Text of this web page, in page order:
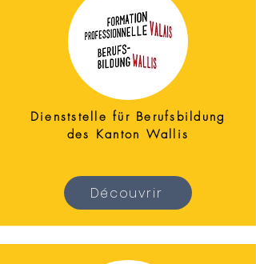
Dienststelle für Berufsbildung
des Kanton Wallis
Découvrir